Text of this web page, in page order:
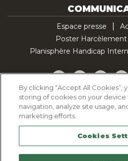
Espace presse
Poster Harcèlement
Planisphère Handicap
Facebook
Twitter
Politique d'utilisation
Politique de
Mentions
Plan du
Contactez-
By clicking “Accept All Cookies”,
storing of cookies on your device
navigation, analyze site usage,
marketing efforts.
Cookies